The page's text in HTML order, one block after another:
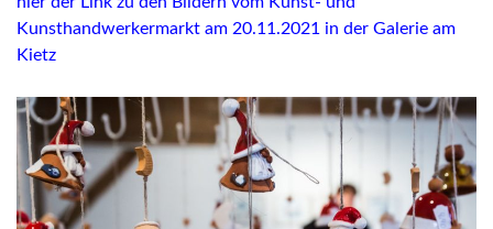
Kunsthandwerkermarkt am 20.11.2021 in der Galerie am
Kietz